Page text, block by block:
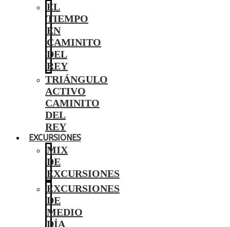
EL
TIEMPO
EN
CAMINITO
DEL
REY
TRIÁNGULO
ACTIVO
CAMINITO
DEL
REY
EXCURSIONES
MIX
DE
EXCURSIONES
EXCURSIONES
DE
MEDIO
DÍA